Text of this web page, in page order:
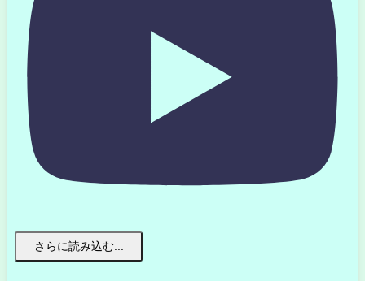
さらに読み込む...